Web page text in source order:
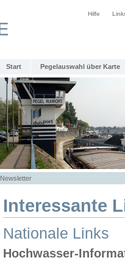
Hilfe
Start Pegelauswahl über Karte
Newsletter
Interessante
Nationale Links
Hochwasser-